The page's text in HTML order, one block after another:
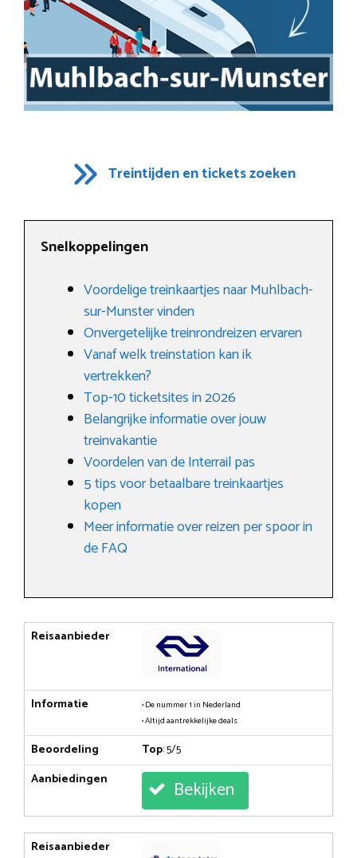
Treintijden en tickets zoeken
Snelkoppelingen
Voordelige treinkaartjes naar Muhlbach-
sur-Munster vinden
Onvergetelijke treinrondreizen ervaren
Vanaf welk treinstation kan ik
vertrekken?
Top-10 ticketsites in 2026
Belangrijke informatie over jouw
treinvakantie
Voordelen van de Interrail pas
5 tips voor betaalbare treinkaartjes
kopen
Meer informatie over reizen per spoor in
de FAQ
Reisaanbieder
Informatie
• De nummer 1 in Nederland
• Altijd aantrekkelijke deals
Beoordeling Top: 5/5
Aanbiedingen
Bekijken
Reisaanbieder